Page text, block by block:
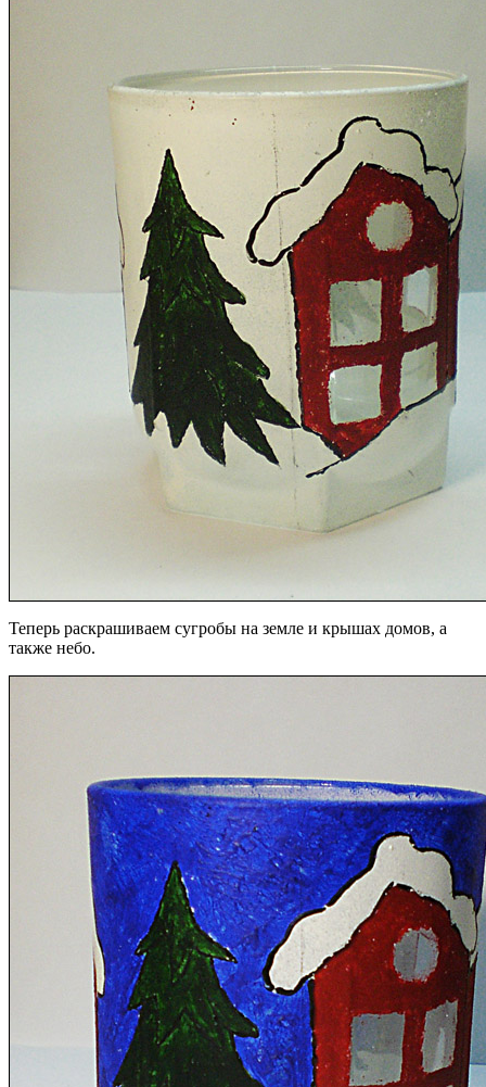
Теперь раскрашиваем сугробы на земле и крышах домов, а
также небо.